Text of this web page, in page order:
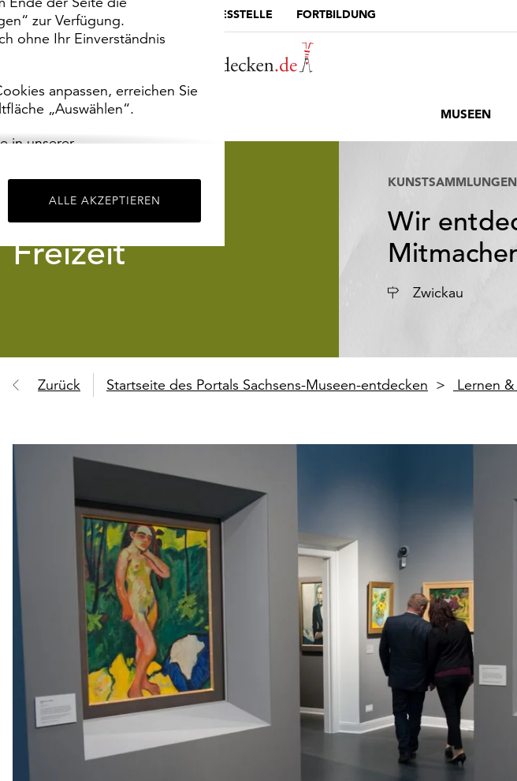
zur Verfügung.
ohne Ihr Einverständnis
anpassen, erreichen Sie
„Auswählen“.
in unserer
ALLE AKZEPTIEREN
MUSEUMSPORTAL DIE LANDESSTELLE FORTBILDUNG
MUSEEN
Freizeit
Wir
Ort Zwickau
Zurück Startseite des Portals Sachsens-Museen-entdecken Lernen